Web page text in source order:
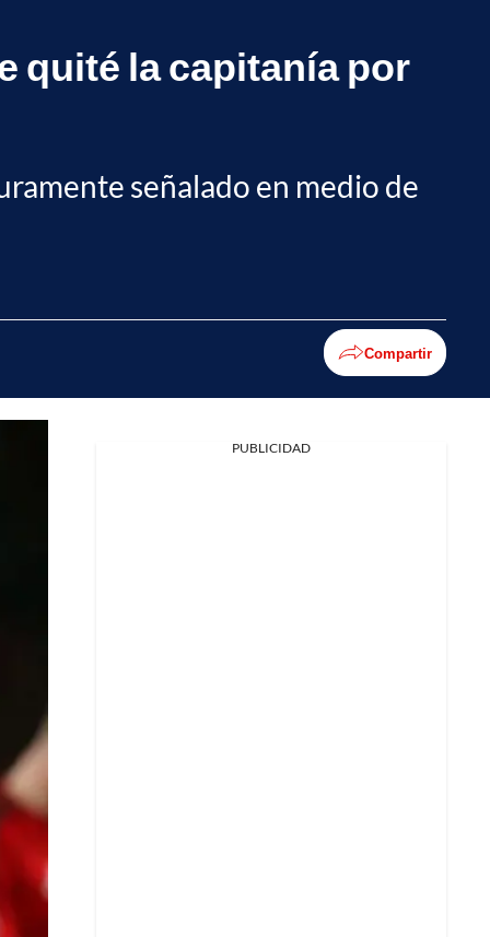
quité la capitanía por
señalado en medio de
Compartir
PUBLICIDAD